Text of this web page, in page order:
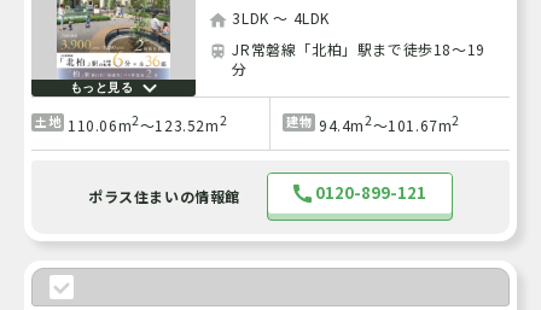
もっと見る
3LDK ～ 4LDK
JR常磐線「北柏」駅まで徒歩18～19
分
土地 110.06m2～123.52m2 建物 94.4m2～101.67m2
ポラス住まいの情報館 0120-899-121